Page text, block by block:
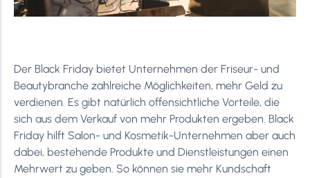
Der Black Friday bietet Unternehmen der Friseur- und
Beautybranche zahlreiche Möglichkeiten, mehr Geld zu
verdienen. Es gibt natürlich offensichtliche Vorteile, die
sich aus dem Verkauf von mehr Produkten ergeben. Black
Friday hilft Salon- und Kosmetik-Unternehmen aber auch
dabei, bestehende Produkte und Dienstleistungen einen
Mehrwert zu geben. So können sie mehr Kundschaft